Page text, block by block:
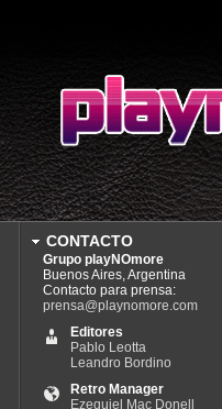
CONTACTO
Grupo playNOmore
Buenos Aires, Argentina
Contacto para prensa:
prensa@playnomore.com
Editores
Pablo Leotta
Leandro Bordino
Retro Manager
Ezequiel Mac Donell